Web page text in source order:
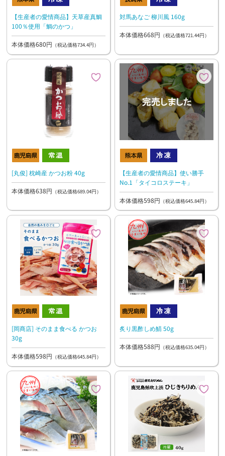
【生産者の愛情商品】天草産真鯛
100％使用「鯛のかつ」
本体価格680円 （税込価格734.4円）
対馬あなご 柳川風 160g
本体価格668円 （税込価格721.44円）
[丸俊] 枕崎産 かつお粉 40g
本体価格638円 （税込価格689.04円）
【生産者の愛情商品】使い勝手
No.1「タイコロステーキ」
本体価格598円 （税込価格645.84円）
[岡商店] そのまま食べる かつお
30g
本体価格598円 （税込価格645.84円）
炙り黒酢しめ鯖 50g
本体価格588円 （税込価格635.04円）